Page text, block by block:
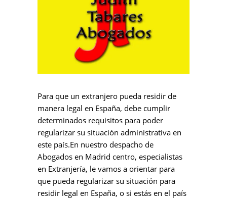
Para que un extranjero pueda residir de
manera legal en España, debe cumplir
determinados requisitos para poder
regularizar su situación administrativa en
este país.En nuestro despacho de
Abogados en Madrid centro, especialistas
en Extranjería, le vamos a orientar para
que pueda regularizar su situación para
residir legal en España, o si estás en el país